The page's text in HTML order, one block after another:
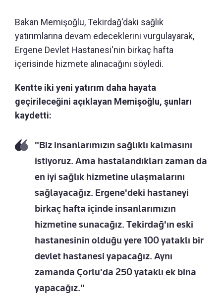
Bakan Memişoğlu, Tekirdağ'daki sağlık
yatırımlarına devam edeceklerini vurgulayarak,
Ergene Devlet Hastanesi'nin birkaç hafta
içerisinde hizmete alınacağını söyledi.
Kentte iki yeni yatırım daha hayata
geçirileceğini açıklayan Memişoğlu, şunları
kaydetti:
"Biz insanlarımızın sağlıklı kalmasını
istiyoruz. Ama hastalandıkları zaman da
en iyi sağlık hizmetine ulaşmalarını
sağlayacağız. Ergene'deki hastaneyi
birkaç hafta içinde insanlarımızın
hizmetine sunacağız. Tekirdağ'ın eski
hastanesinin olduğu yere 100 yataklı bir
devlet hastanesi yapacağız. Aynı
zamanda Çorlu'da 250 yataklı ek bina
yapacağız."